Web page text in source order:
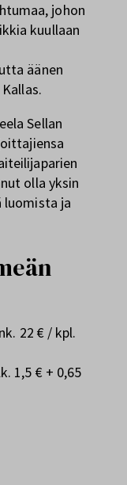
johon
kuullaan
äänen
Sellan
olla yksin
luomista ja
22 € / kpl.
1,5 € + 0,65